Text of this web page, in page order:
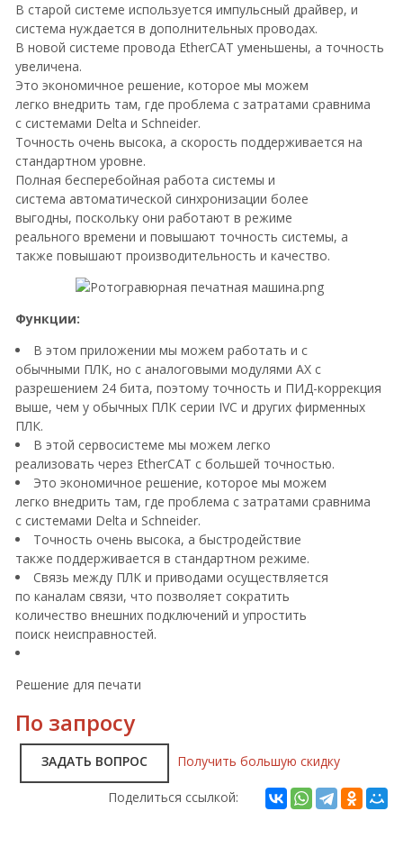
В старой системе используется импульсный драйвер, и
система нуждается в дополнительных проводах.
В новой системе провода EtherCAT уменьшены, а точность
увеличена.
Это экономичное решение, которое мы можем
легко внедрить там, где проблема с затратами сравнима
с системами Delta и Schneider.
Точность очень высока, а скорость поддерживается на
стандартном уровне.
Полная бесперебойная работа системы и
система автоматической синхронизации более
выгодны, поскольку они работают в режиме
реального времени и повышают точность системы, а
также повышают производительность и качество.
Функции:
В этом приложении мы можем работать и с
обычными ПЛК, но с аналоговыми модулями AX с
разрешением 24 бита, поэтому точность и ПИД-коррекция
выше, чем у обычных ПЛК серии IVC и других фирменных
ПЛК.
В этой сервосистеме мы можем легко
реализовать через EtherCAT с большей точностью.
Это экономичное решение, которое мы можем
легко внедрить там, где проблема с затратами сравнима
с системами Delta и Schneider.
Точность очень высока, а быстродействие
также поддерживается в стандартном режиме.
Связь между ПЛК и приводами осуществляется
по каналам связи, что позволяет сократить
количество внешних подключений и упростить
поиск неисправностей.
Решение для печати
По запросу
ЗАДАТЬ ВОПРОС Получить большую скидку
Поделиться ссылкой: